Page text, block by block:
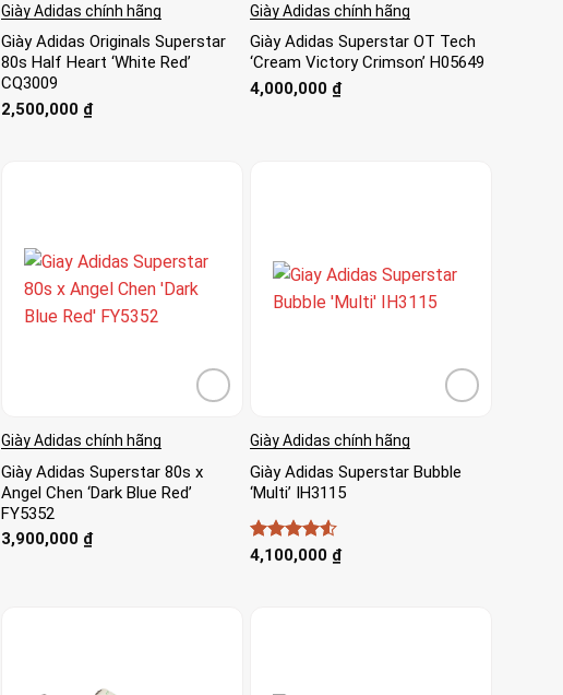
Giày Adidas chính hãng
Giày Adidas Originals Superstar
80s Half Heart ‘White Red’
CQ3009
2,500,000 ₫
Giày Adidas chính hãng
Giày Adidas Superstar OT Tech
‘Cream Victory Crimson’ H05649
4,000,000 ₫
Giày Adidas chính hãng
Giày Adidas Superstar 80s x
Angel Chen ‘Dark Blue Red’
FY5352
3,900,000 ₫
Giày Adidas chính hãng
Giày Adidas Superstar Bubble
‘Multi’ IH3115
Được xếp
4,100,000 ₫